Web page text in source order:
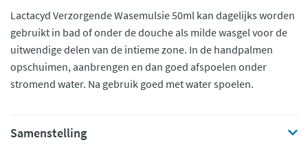
Lactacyd Verzorgende Wasemulsie 50ml kan dagelijks worden
gebruikt in bad of onder de douche als milde wasgel voor de
uitwendige delen van de intieme zone. In de handpalmen
opschuimen, aanbrengen en dan goed afspoelen onder
stromend water. Na gebruik goed met water spoelen.
Samenstelling